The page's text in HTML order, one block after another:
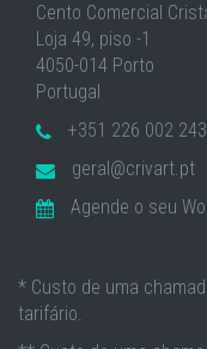
Cento Comercial
Loja 49, piso -1
4050-014 Porto
Portugal
+351 226 002
geral@crivart.pt
Agende o seu
* Custo de uma
tarifário.